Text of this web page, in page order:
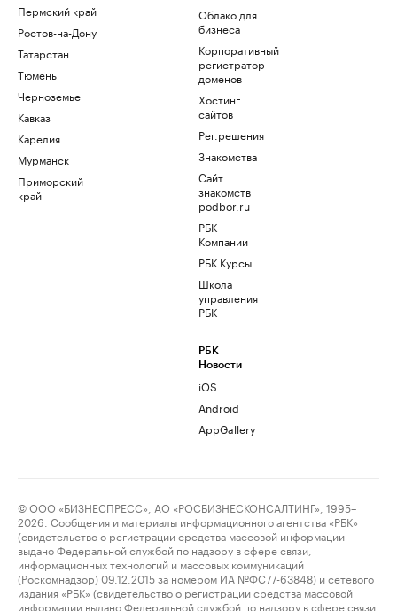
Пермский край
Ростов-на-Дону
Татарстан
Тюмень
Черноземье
Кавказ
Карелия
Мурманск
Приморский
край
Облако для
бизнеса
Корпоративный
регистратор
доменов
Хостинг
сайтов
Рег.решения
Знакомства
Сайт
знакомств
podbor.ru
РБК
Компании
РБК Курсы
Школа
управления
РБК
РБК
Новости
iOS
Android
AppGallery
© ООО «БИЗНЕСПРЕСС», АО «РОСБИЗНЕСКОНСАЛТИНГ», 1995–
2026. Сообщения и материалы информационного агентства «РБК»
(свидетельство о регистрации средства массовой информации
выдано Федеральной службой по надзору в сфере связи,
информационных технологий и массовых коммуникаций
(Роскомнадзор) 09.12.2015 за номером ИА №ФС77-63848) и сетевого
издания «РБК» (свидетельство о регистрации средства массовой
информации выдано Федеральной службой по надзору в сфере связи,